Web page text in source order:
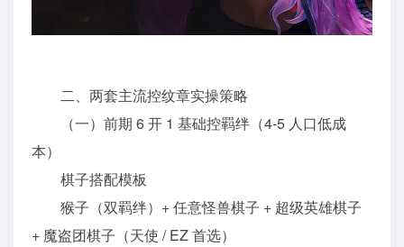
二、两套主流控纹章实操策略
（一）前期 6 开 1 基础控羁绊（4-5 人口低成
本）
棋子搭配模板
猴子（双羁绊）+ 任意怪兽棋子 + 超级英雄棋子
+ 魔盗团棋子（天使 / EZ 首选）